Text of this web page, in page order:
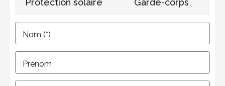
Protection solaire Garde-corps
Nom (*)
Prénom